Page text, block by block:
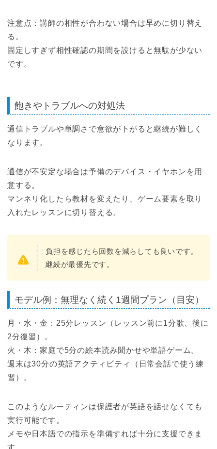
注意点：講師の相性が合わない場合は早めに切り替え
る。
固定しすぎず相性確認の期間を設けると無駄が少ない
です。
飽きやトラブルへの対処法
通信トラブルや単調さで意欲が下がると継続が難しく
なります。
通信が不安定な場合は予備のデバイス・イヤホンを用
意する。
マンネリ化したら教材を変えたり、ゲーム要素を取り
入れたレッスンに切り替える。
負担を感じたら回数を減らしても良いです。
継続が最優先です。
モデル例：無理なく続く1週間プラン（目安）
月・水・金：25分レッスン（レッスン前に1分歌、後に
2分復習）。
火・木：家庭で5分の絵本読み聞かせや単語ゲーム。
週末は30分の英語アクティビティ（日常会話で使う練
習）。
このようなルーティンは保護者が英語を話せなくても
実行可能です。
メモや日本語での指示を準備すれば十分に支援できま